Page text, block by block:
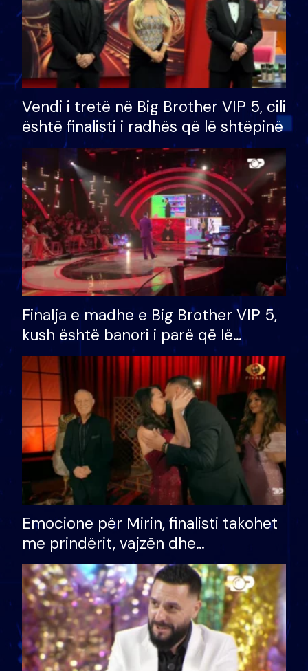
Vendi i tretë në Big Brother VIP 5, cili
është finalisti i radhës që lë shtëpinë
Finalja e madhe e Big Brother VIP 5,
kush është banori i parë që lë
shtëpinë dhe humb mundësinë për
të fituar çmimin e madh
Emocione për Mirin, finalisti takohet
me prindërit, vajzën dhe
bashkëshorten: S’kemi ndonjë letër
divorci apo jo?